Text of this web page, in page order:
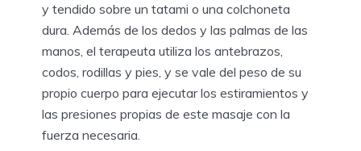
y tendido sobre un tatami o una colchoneta
dura. Además de los dedos y las palmas de las
manos, el terapeuta utiliza los antebrazos,
codos, rodillas y pies, y se vale del peso de su
propio cuerpo para ejecutar los estiramientos y
las presiones propias de este masaje con la
fuerza necesaria.